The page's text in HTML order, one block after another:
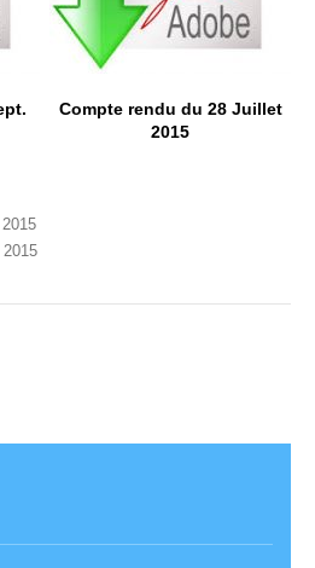
Compte rendu du 28 Juillet
2015